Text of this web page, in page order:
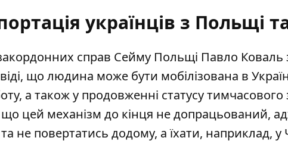
українців з Польщі
справ Сейму Польщі Павло Коваль
що людина може бути мобілізована в
а також у продовженні статусу тимчасового
що цей механізм до кінця не допрацьований,
не повертатись додому, а їхати, наприклад,